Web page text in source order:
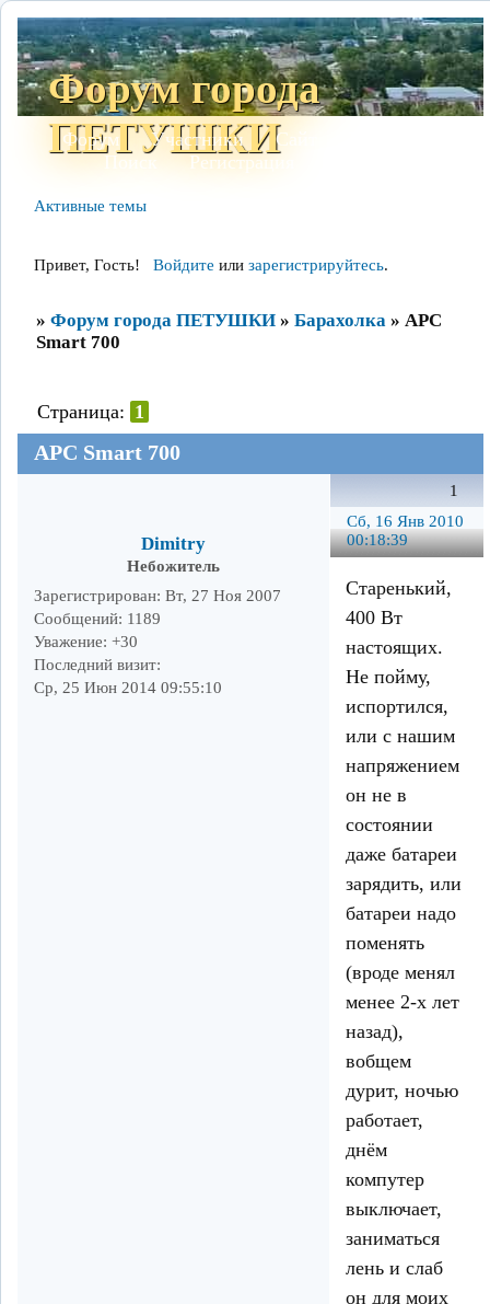
Форум города
ПЕТУШКИ
Форум Участники Сайт
Поиск
Регистрация
Активные темы
Привет, Гость! Войдите или зарегистрируйтесь.
» Форум города ПЕТУШКИ » Барахолка » APC
Smart 700
APC Smart 700
Страница: 1
1
Сб, 16 Янв 2010
00:18:39
Dimitry
Небожитель
Зарегистрирован: Вт, 27 Ноя 2007
Сообщений: 1189
Уважение: +30
Последний визит:
Ср, 25 Июн 2014 09:55:10
Старенький,
400 Вт
настоящих.
Не пойму,
испортился,
или с нашим
напряжением
он не в
состоянии
даже батареи
зарядить, или
батареи надо
поменять
(вроде менял
менее 2-х лет
назад),
вобщем
дурит, ночью
работает,
днём
компутер
выключает,
заниматься
лень и слаб
он для моих